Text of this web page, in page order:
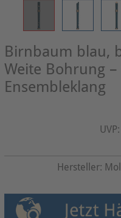
Birnbaum blau,
Weite Bohrung
Ensembleklang
UVP:
Hersteller: